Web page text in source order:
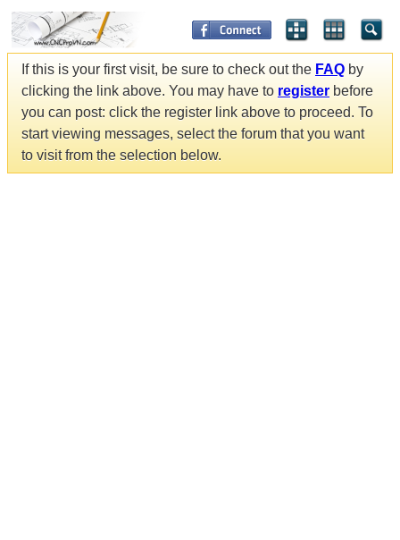
If this is your first visit, be sure to check out the FAQ by
clicking the link above. You may have to register before
you can post: click the register link above to proceed. To
start viewing messages, select the forum that you want
to visit from the selection below.